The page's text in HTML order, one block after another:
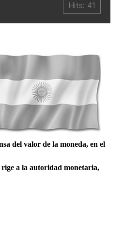
Hits: 41
del valor de la moneda, en el
a la autoridad monetaria,